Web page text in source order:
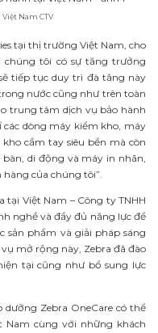
Nam CTV
tại thị trường Việt Nam, cho
chúng tôi có sự tăng trưởng
tiếp tục duy trì đà tăng này
nước cũng như trên toàn
trung tâm dịch vụ bảo hành
dòng máy kiểm kho, máy
cầm tay siêu bền mà còn
di động và máy in nhãn,
của chúng tôi”.
Việt Nam – Công ty TNHH
nghề và đầy đủ năng lực để
sản phẩm và giải pháp sáng
mở rộng này, Zebra đã đào
tại cũng như bổ sung lực
dưỡng Zebra OneCare có thể
Nam cùng với những khách